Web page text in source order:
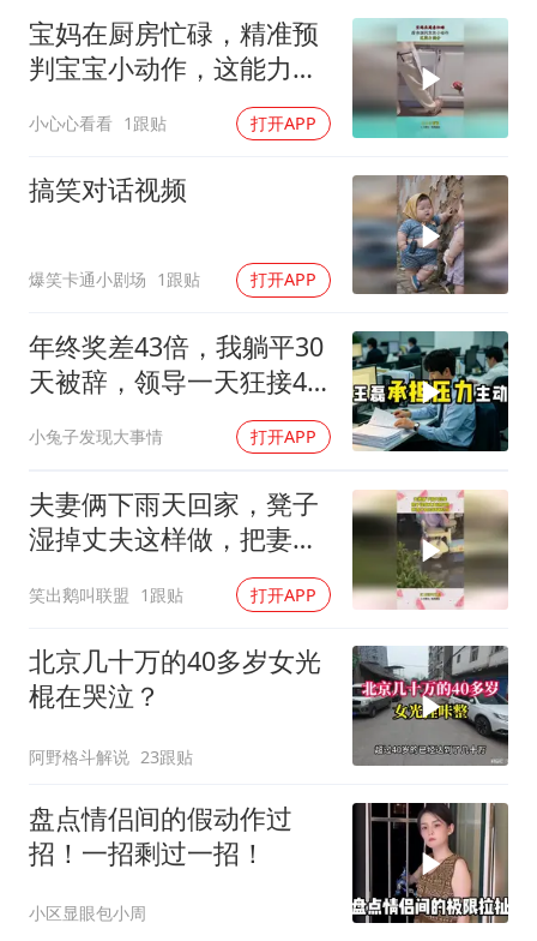
方桃子代言广告视频已下架
构建更高水平的全民健身公共服务体系
宝妈在厨房忙碌，精准预
判宝宝小动作，这能力满
小心心看看 1跟贴 打开APP
搞笑对话视频
爆笑卡通小剧场 1跟贴 打开APP
年终奖差43倍，我躺平30
天被辞，领导一天狂接47
小兔子发现大事情 打开APP
夫妻俩下雨天回家，凳子
湿掉丈夫这样做，把妻子
笑出鹅叫联盟 1跟贴 打开APP
北京几十万的40多岁女光
棍在哭泣？
阿野格斗解说 23跟贴
盘点情侣间的假动作过
招！一招剩过一招！
小区显眼包小周